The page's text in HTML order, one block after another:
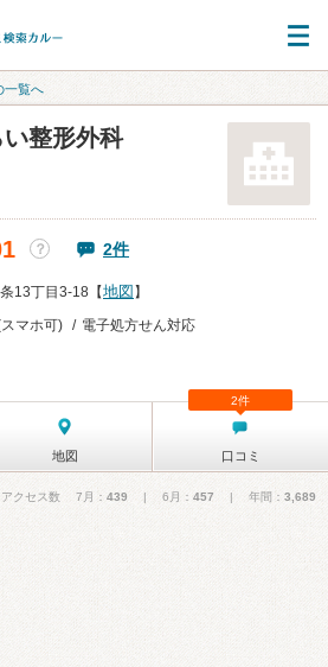
一覧へ
整形外科
？ 2件
13丁目3-18【地図 】
マホ可) 電子処方せん対応
地図 口コミ
2件
アクセス数 7月： 439 | 6月： 457 | 年間： 3,689